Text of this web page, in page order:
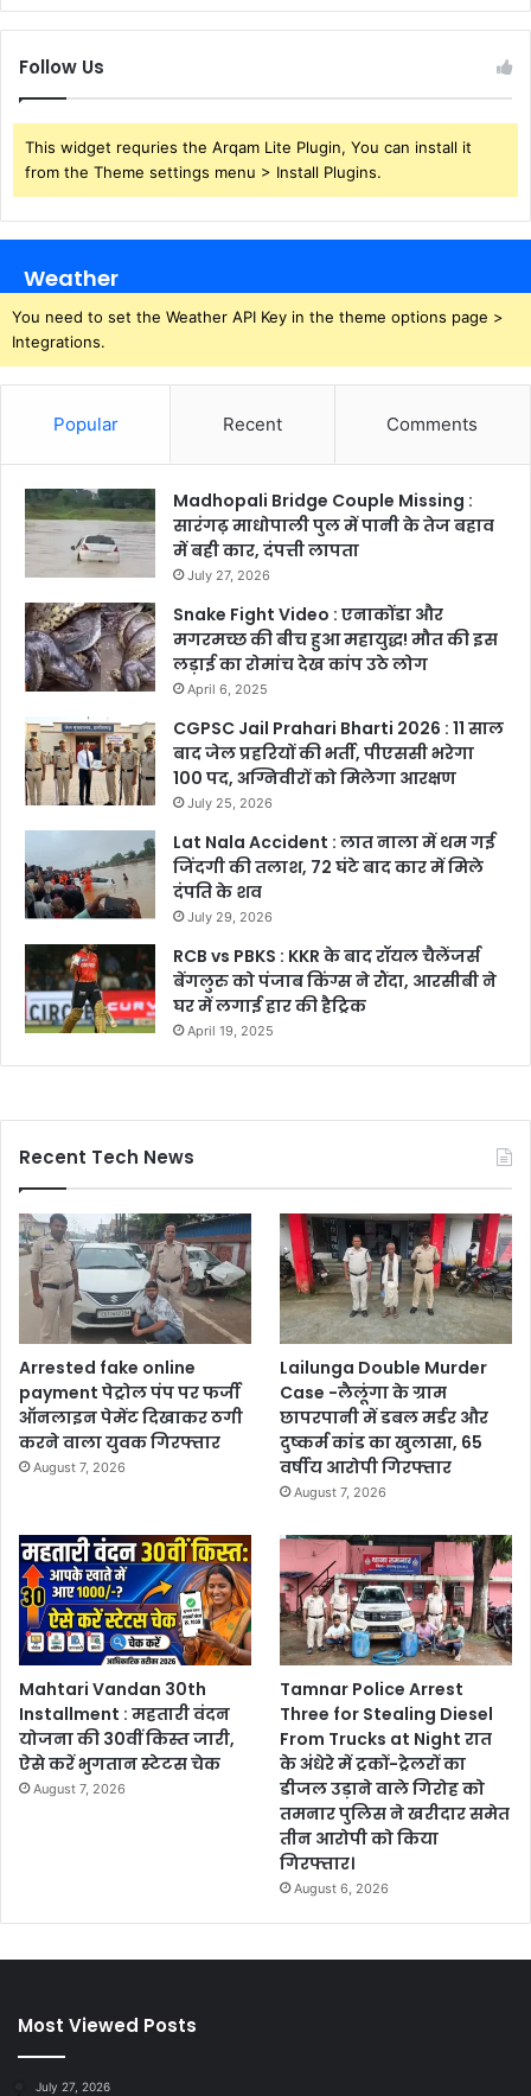
Follow Us
This widget requries the Arqam Lite Plugin, You can install it
from the Theme settings menu > Install Plugins.
Weather
You need to set the Weather API Key in the theme options page >
Integrations.
Popular Recent Comments
Madhopali Bridge Couple Missing :
सारंगढ़ माधोपाली पुल में पानी के तेज बहाव
में बही कार, दंपत्ती लापता
July 27, 2026
Snake Fight Video : एनाकोंडा और
मगरमच्छ की बीच हुआ महायुद्ध! मौत की इस
लड़ाई का रोमांच देख कांप उठे लोग
April 6, 2025
CGPSC Jail Prahari Bharti 2026 : 11 साल
बाद जेल प्रहरियों की भर्ती, पीएससी भरेगा
100 पद, अग्निवीरों को मिलेगा आरक्षण
July 25, 2026
Lat Nala Accident : लात नाला में थम गई
जिंदगी की तलाश, 72 घंटे बाद कार में मिले
दंपति के शव
July 29, 2026
RCB vs PBKS : KKR के बाद रॉयल चैलेंजर्स
बेंगलुरु को पंजाब किंग्स ने रौंदा, आरसीबी ने
घर में लगाई हार की हैट्रिक
April 19, 2025
Recent Tech News
Arrested fake online
payment पेट्रोल पंप पर फर्जी
ऑनलाइन पेमेंट दिखाकर ठगी
करने वाला युवक गिरफ्तार
August 7, 2026
Lailunga Double Murder
Case -लैलूंगा के ग्राम
छापरपानी में डबल मर्डर और
दुष्कर्म कांड का खुलासा, 65
वर्षीय आरोपी गिरफ्तार
August 7, 2026
Mahtari Vandan 30th
Installment : महतारी वंदन
योजना की 30वीं किस्त जारी,
ऐसे करें भुगतान स्टेटस चेक
August 7, 2026
Tamnar Police Arrest
Three for Stealing Diesel
From Trucks at Night रात
के अंधेरे में ट्रकों-ट्रेलरों का
डीजल उड़ाने वाले गिरोह को
तमनार पुलिस ने खरीदार समेत
तीन आरोपी को किया
गिरफ्तार।
August 6, 2026
Most Viewed Posts
July 27, 2026